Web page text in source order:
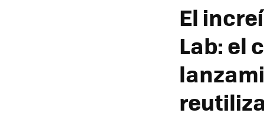
El
Lab: el